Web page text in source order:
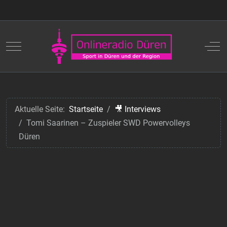
Mobile Menu Toggle Off-
Aktuelle Seite: Startseite
🎥 Interviews
Tomi Saarinen – Zuspieler SWD Powervolleys
Düren